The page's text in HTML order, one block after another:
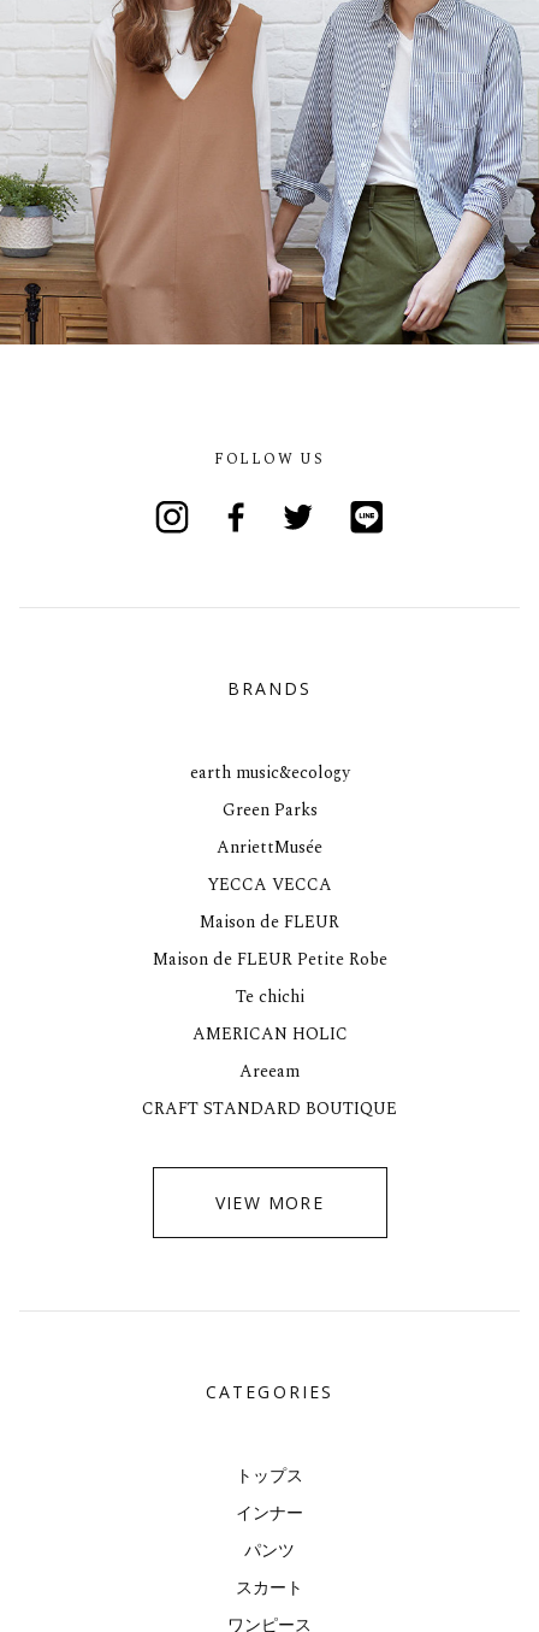
FOLLOW US
BRANDS
earth music&ecology
Green Parks
AnriettMusée
YECCA VECCA
Maison de FLEUR
Maison de FLEUR Petite Robe
Te chichi
AMERICAN HOLIC
Areeam
CRAFT STANDARD BOUTIQUE
VIEW MORE
CATEGORIES
トップス
インナー
パンツ
スカート
ワンピース